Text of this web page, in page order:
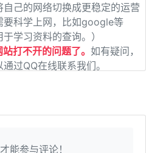
己的网络切换成更稳定的运营
要科学上网，比如google等
学习资料的查询。）
打不开的问题了。 如有疑问，
过QQ在线联系我们。
能参与评论！